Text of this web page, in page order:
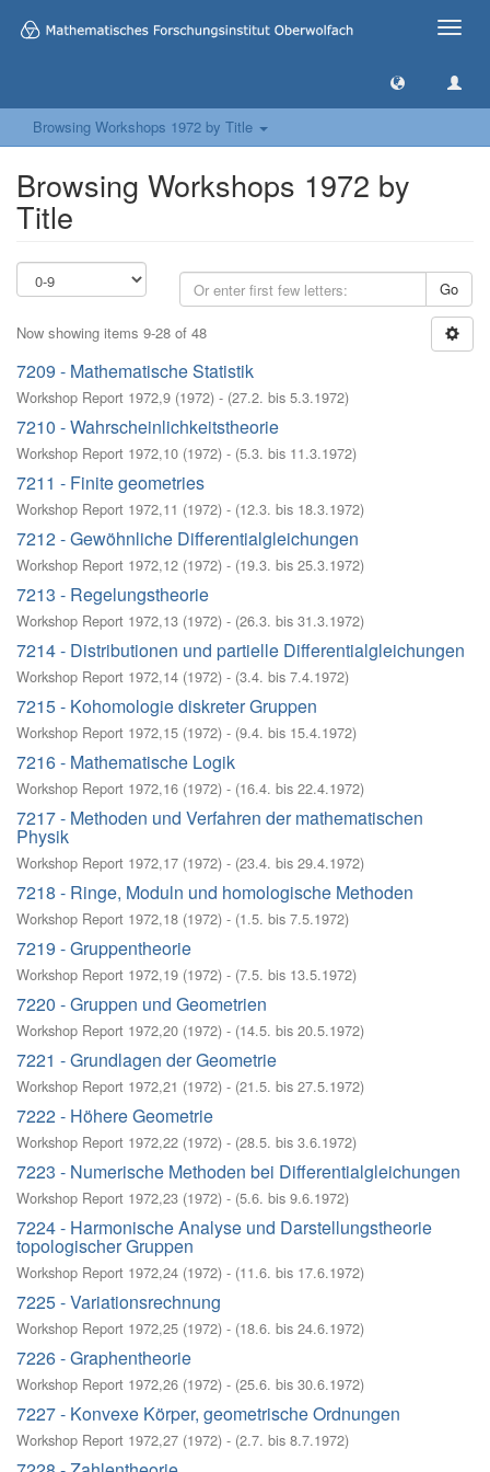
Toggle
Browsing Workshops 1972 by Title
Browsing Workshops 1972 by
Title
Go
Now showing items 9-28 of 48
7209 - Mathematische Statistik
Workshop Report 1972,9 (1972) - (27.2. bis 5.3.1972)
7210 - Wahrscheinlichkeitstheorie
Workshop Report 1972,10 (1972) - (5.3. bis 11.3.1972)
7211 - Finite geometries
Workshop Report 1972,11 (1972) - (12.3. bis 18.3.1972)
7212 - Gewöhnliche Differentialgleichungen
Workshop Report 1972,12 (1972) - (19.3. bis 25.3.1972)
7213 - Regelungstheorie
Workshop Report 1972,13 (1972) - (26.3. bis 31.3.1972)
7214 - Distributionen und partielle Differentialgleichungen
Workshop Report 1972,14 (1972) - (3.4. bis 7.4.1972)
7215 - Kohomologie diskreter Gruppen
Workshop Report 1972,15 (1972) - (9.4. bis 15.4.1972)
7216 - Mathematische Logik
Workshop Report 1972,16 (1972) - (16.4. bis 22.4.1972)
7217 - Methoden und Verfahren der mathematischen
Physik
Workshop Report 1972,17 (1972) - (23.4. bis 29.4.1972)
7218 - Ringe, Moduln und homologische Methoden
Workshop Report 1972,18 (1972) - (1.5. bis 7.5.1972)
7219 - Gruppentheorie
Workshop Report 1972,19 (1972) - (7.5. bis 13.5.1972)
7220 - Gruppen und Geometrien
Workshop Report 1972,20 (1972) - (14.5. bis 20.5.1972)
7221 - Grundlagen der Geometrie
Workshop Report 1972,21 (1972) - (21.5. bis 27.5.1972)
7222 - Höhere Geometrie
Workshop Report 1972,22 (1972) - (28.5. bis 3.6.1972)
7223 - Numerische Methoden bei Differentialgleichungen
Workshop Report 1972,23 (1972) - (5.6. bis 9.6.1972)
7224 - Harmonische Analyse und Darstellungstheorie
topologischer Gruppen
Workshop Report 1972,24 (1972) - (11.6. bis 17.6.1972)
7225 - Variationsrechnung
Workshop Report 1972,25 (1972) - (18.6. bis 24.6.1972)
7226 - Graphentheorie
Workshop Report 1972,26 (1972) - (25.6. bis 30.6.1972)
7227 - Konvexe Körper, geometrische Ordnungen
Workshop Report 1972,27 (1972) - (2.7. bis 8.7.1972)